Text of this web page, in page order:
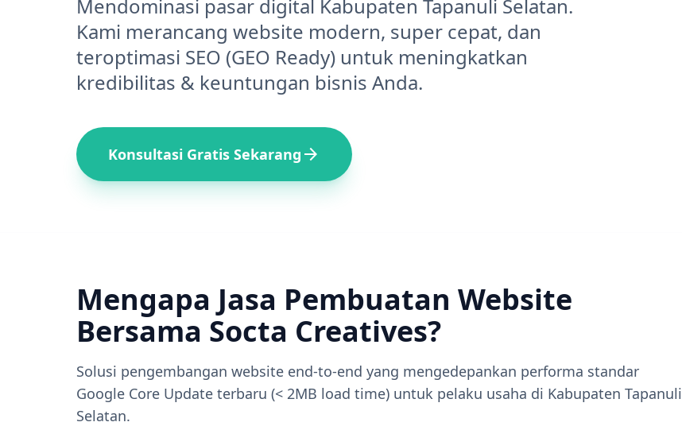
Mendominasi pasar digital Kabupaten Tapanuli Selatan.
Kami merancang website modern, super cepat, dan
teroptimasi SEO (GEO Ready) untuk meningkatkan
kredibilitas & keuntungan bisnis Anda.
Konsultasi Gratis Sekarang arrow_forward
Mengapa Jasa Pembuatan Website
Bersama Socta Creatives?
Solusi pengembangan website end-to-end yang mengedepankan performa standar
Google Core Update terbaru (< 2MB load time) untuk pelaku usaha di Kabupaten Tapanuli
Selatan.